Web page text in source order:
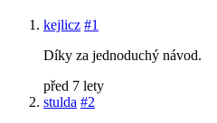
kejlicz #1
Díky za jednoduchý návod.
před 7 lety
stulda #2